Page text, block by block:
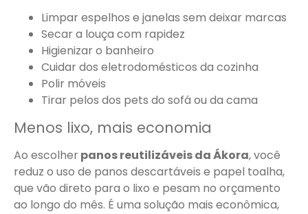
Limpar espelhos e janelas sem deixar marcas
Secar a louça com rapidez
Higienizar o banheiro
Cuidar dos eletrodomésticos da cozinha
Polir móveis
Tirar pelos dos pets do sofá ou da cama
Menos lixo, mais economia
Ao escolherpanos reutilizáveis da Ákora, você
reduz o uso de panos descartáveis e papel toalha,
que vão direto para o lixo e pesam no orçamento
ao longo do mês. É uma solução mais econômica,